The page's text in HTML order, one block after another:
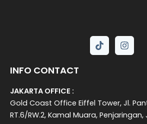
INFO CONTACT
JAKARTA OFFICE :
Gold Coast Office Eiffel Tower, Jl.
RT.6/RW.2, Kamal Muara,